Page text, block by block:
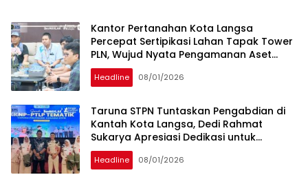
Kantor Pertanahan Kota Langsa
Percepat Sertipikasi Lahan Tapak Tower
PLN, Wujud Nyata Pengamanan Aset
Strategis Negara
Headline 08/01/2026
Taruna STPN Tuntaskan Pengabdian di
Kantah Kota Langsa, Dedi Rahmat
Sukarya Apresiasi Dedikasi untuk
Pelayanan Pertanahan
Headline 08/01/2026